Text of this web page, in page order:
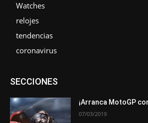
Watches
relojes
tendencias
coronavirus
SECCIONESAsociaciones
Novedades
Opiniones Premios
¡Arranca MotoGP
07/03/2019